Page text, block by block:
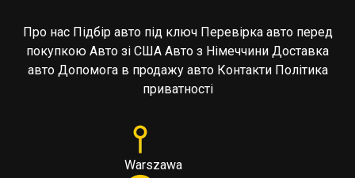
Про нас Підбір авто під ключ Перевірка авто перед
покупкою Авто зі США Авто з Німеччини Доставка
авто Допомога в продажу авто Контакти Політика
приватності
Warszawa